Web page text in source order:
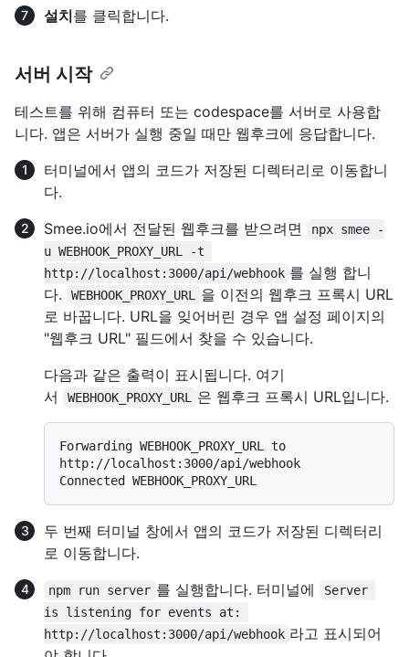
설치를 클릭합니다.
서버 시작
테스트를 위해 컴퓨터 또는 codespace를 서버로 사용합
니다. 앱은 서버가 실행 중일 때만 웹후크에 응답합니다.
터미널에서 앱의 코드가 저장된 디렉터리로 이동합니
다.
Smee.io에서 전달된 웹후크를 받으려면
npx smee -
u WEBHOOK_PROXY_URL -t
http://localhost:3000/api/webhook 를 실행 합니
다.
WEBHOOK_PROXY_URL
을 이전의 웹후크 프록시 URL
로 바꿉니다. URL을 잊어버린 경우 앱 설정 페이지의
"웹후크 URL" 필드에서 찾을 수 있습니다.
다음과 같은 출력이 표시됩니다. 여기
서
WEBHOOK_PROXY_URL 은 웹후크 프록시 URL입니다.
Forwarding WEBHOOK_PROXY_URL to
http://localhost:3000/api/webhook
두 번째 터미널 창에서 앱의 코드가 저장된 디렉터리
로 이동합니다.
npm run server 를 실행합니다. 터미널에
Server
is listening for events at:
http://localhost:3000/api/webhook 라고 표시되어